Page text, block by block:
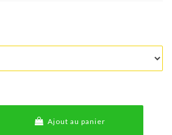
Ajout au panier